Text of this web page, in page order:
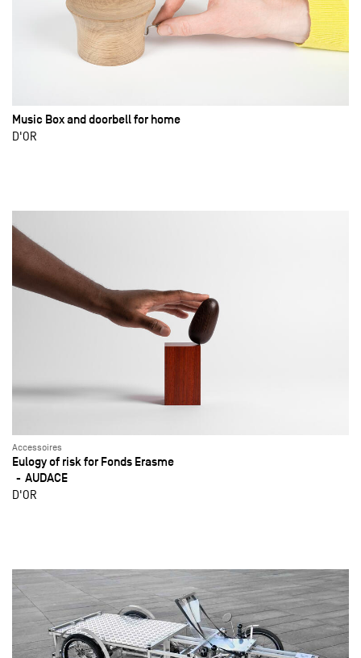
Music Box and doorbell for home
D'OR
Accessoires
Eulogy of risk for Fonds Erasme
AUDACE
D'OR